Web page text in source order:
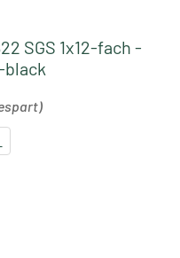
SGS 1x12-fach -
| gold-black